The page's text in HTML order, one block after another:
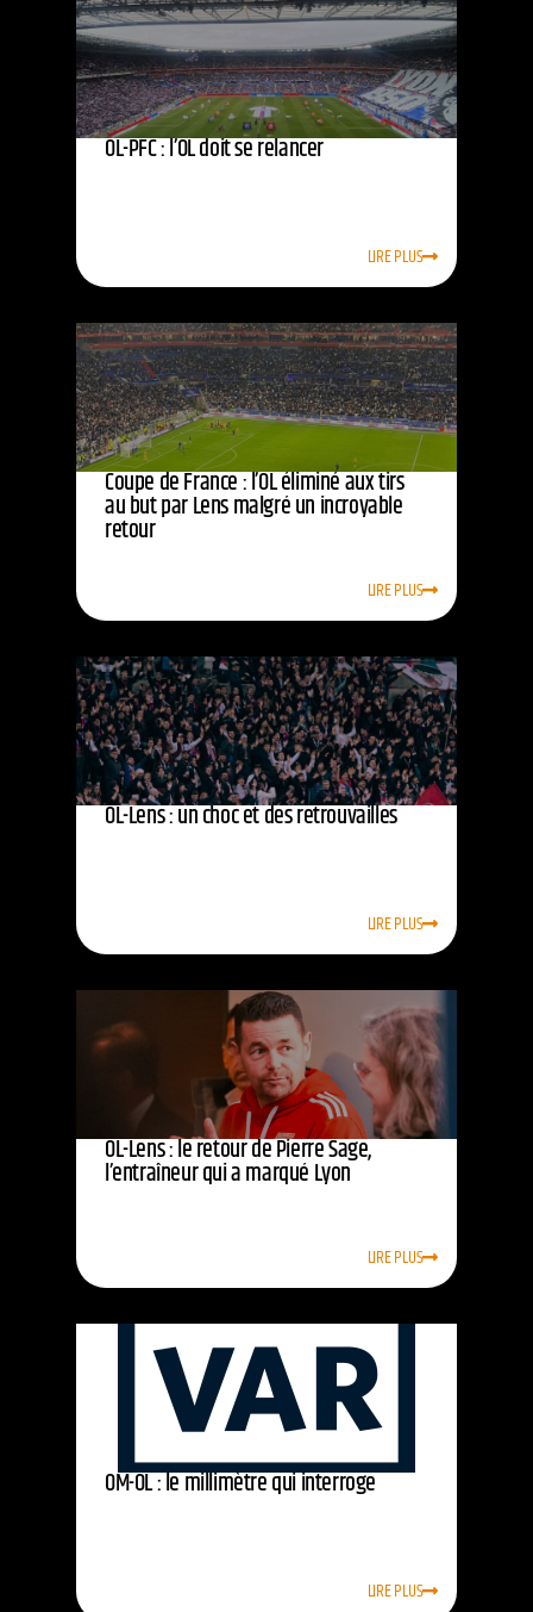
OL-PFC : l’OL doit se relancer
LIRE PLUS
Coupe de France : l’OL éliminé aux tirs
au but par Lens malgré un incroyable
retour
LIRE PLUS
OL-Lens : un choc et des retrouvailles
LIRE PLUS
OL-Lens : le retour de Pierre Sage,
l’entraîneur qui a marqué Lyon
LIRE PLUS
OM-OL : le millimètre qui interroge
LIRE PLUS